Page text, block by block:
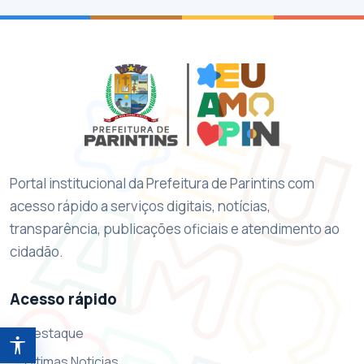
Abrir ferramentas de acessibilidade
Portal institucional da Prefeitura de Parintins com
acesso rápido a serviços digitais, notícias,
transparência, publicações oficiais e atendimento ao
cidadão.
Acesso rápido
Destaque